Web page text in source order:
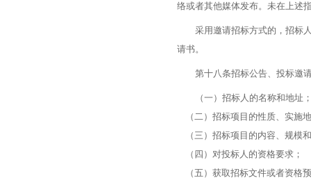
络或者其他媒体发布。未在上述
采用邀请招标方式的，招标人
请书。
第十八条招标公告、投标邀
（一）招标人的名称和地址
（二）招标项目的性质、实施
（三）招标项目的内容、规模
（四）对投标人的资格要求；
（五）获取招标文件或者资格